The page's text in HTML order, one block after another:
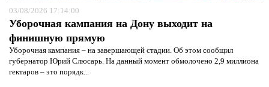
03/08/2026 17:14:00
Уборочная кампания на Дону выходит на
финишную прямую
Уборочная кампания – на завершающей стадии. Об этом сообщил
губернатор Юрий Слюсарь. На данный момент обмолочено 2,9 миллиона
гектаров – это порядк...